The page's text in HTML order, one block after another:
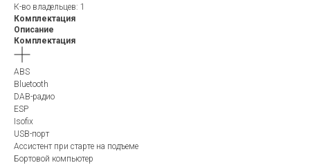
К-во владельцев: 1
Комплектация
Описание
Комплектация
ABS
Bluetooth
DAB-радио
ESP
Isofix
USB-порт
Ассистент при старте на подъеме
Бортовой компьютер